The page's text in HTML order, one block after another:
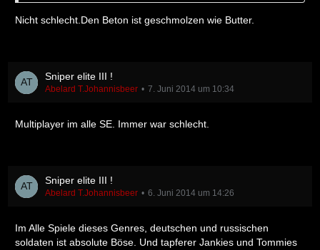
Nicht schlecht.Den Beton ist geschmolzen wie Butter.
Sniper elite III !
Abelard T.Johannisbeer 7. Juni 2014 um 10:34
Multiplayer im alle SE. Immer war schlecht.
Sniper elite III !
Abelard T.Johannisbeer 6. Juni 2014 um 14:26
Im Alle Spiele dieses Genres, deutschen und russischen
soldaten ist absolute Böse. Und tapferer Jankies und Tommies